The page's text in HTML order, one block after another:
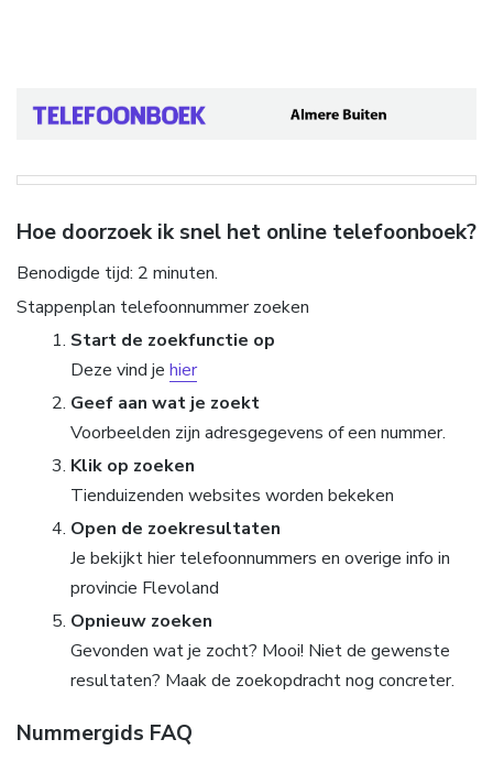
Hoe doorzoek ik snel het online telefoonboek?
Benodigde tijd: 2 minuten.
Stappenplan telefoonnummer zoeken
Start de zoekfunctie op
Deze vind je hier
Geef aan wat je zoekt
Voorbeelden zijn adresgegevens of een nummer.
Klik op zoeken
Tienduizenden websites worden bekeken
Open de zoekresultaten
Je bekijkt hier telefoonnummers en overige info in
provincie Flevoland
Opnieuw zoeken
Gevonden wat je zocht? Mooi! Niet de gewenste
resultaten? Maak de zoekopdracht nog concreter.
Nummergids FAQ